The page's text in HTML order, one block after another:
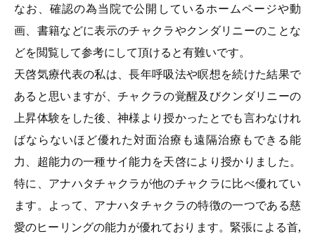
なお、確認の為当院で公開しているホームページや動
画、書籍などに表示のチャクラやクンダリニーのことな
どを閲覧して参考にして頂けると有難いです。
天啓気療代表の私は、長年呼吸法や瞑想を続けた結果で
あると思いますが、チャクラの覚醒及びクンダリニーの
上昇体験をした後、神様より授かったとでも言わなけれ
ばならないほど優れた対面治療も遠隔治療もできる能
力、超能力の一種サイ能力を天啓により授かりました。
特に、アナハタチャクラが他のチャクラに比べ優れてい
ます。よって、アナハタチャクラの特徴の一つである慈
愛のヒーリングの能力が優れております。緊張による首,